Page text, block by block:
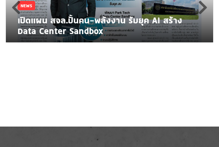
NEWS
เปิดแผน สจล.ปั้นคน-พลังงาน รับยุค AI สร้าง
Data Center Sandbox